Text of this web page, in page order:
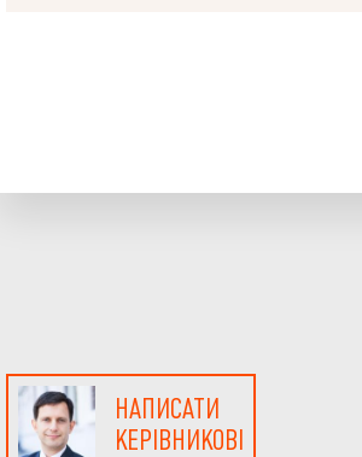
НАПИСАТИ
КЕРІВНИКОВІ